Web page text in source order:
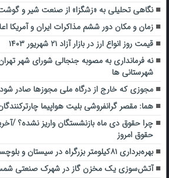
نگاهی تحلیلی به «زشگزا» از صنعت شیر و گوشت
زمان و مکان دور ششم مذاکرات ایران و آمریکا
قیمت روز انواع ارز در بازار آزاد ۲۱ شهریور ۱۴۰۳
نه فرمانداری به مصوبه جنجالی شورای شهر
شهرستانی ها
مجوزی که خارج از درگاه ملی مجوزها صادر شود
هما: مقصر گرانفروشی بلیت هواپیما
چرا حقوق دی ماه بازنشستگان واریز نشده؟ /
حقوق امروز
بهره‌برداری ۸۱کیلومتر بزرگراه ‌در سیستان‌ و بلوچستان‌
آتش‌سوزی یک مخزن گاز در شهرک صنعتی